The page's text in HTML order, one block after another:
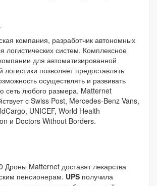
компания, разработчик автономных
логистических систем. Комплексное
для автоматизированной
логистики позволяет предоставлять
осуществлять и развивать
сеть любого размера. Matternet
с Swiss Post, Mercedes-Benz Vans,
UNICEF, World Health
и Doctors Without Borders.
Дроны Matternet доставят лекарства
пенсионерам. UPS получила